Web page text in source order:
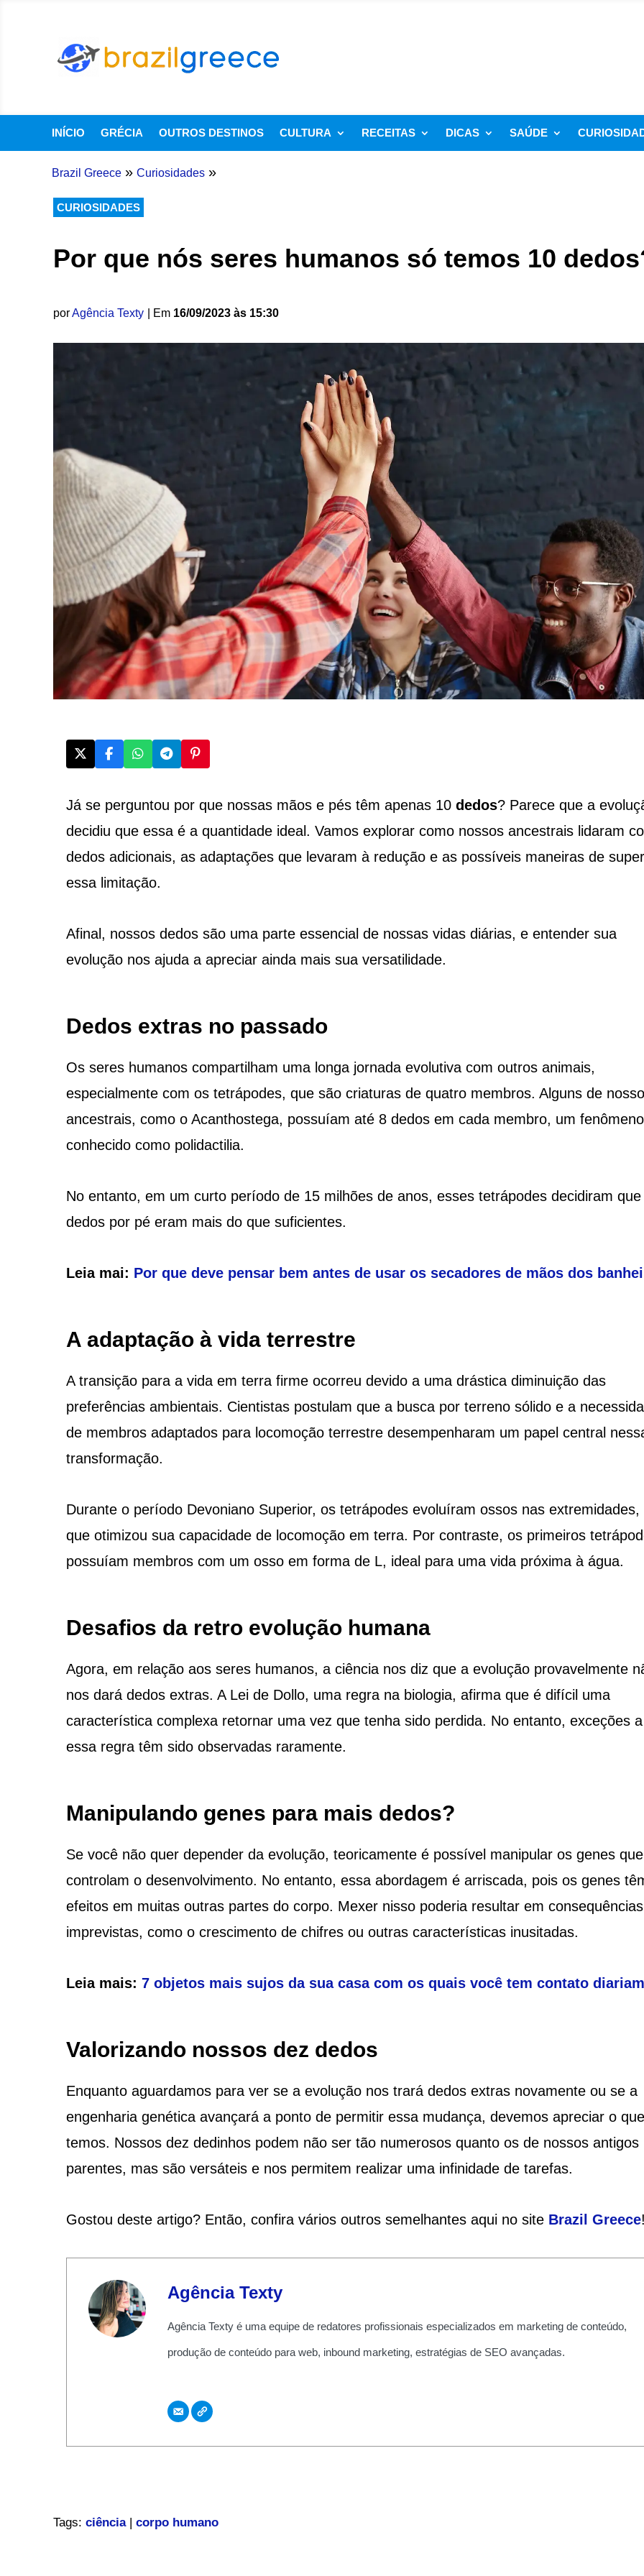
INÍCIO GRÉCIA OUTROS DESTINOS CULTURA RECEITAS DICAS SAÚDE
Brazil Greece » Curiosidades »
CURIOSIDADES
Por que nós seres humanos só temos 10
porAgência Texty | Em 16/09/2023 às 15:30
Já se perguntou por que nossas mãos e pés têm apenas 10 dedos? Parece que a
decidiu que essa é a quantidade ideal. Vamos explorar como nossos ancestrais lidaram
dedos adicionais, as adaptações que levaram à redução e as possíveis maneiras de
essa limitação.
Afinal, nossos dedos são uma parte essencial de nossas vidas diárias, e entender sua
evolução nos ajuda a apreciar ainda mais sua versatilidade.
Dedos extras no passado
Os seres humanos compartilham uma longa jornada evolutiva com outros animais,
especialmente com os tetrápodes, que são criaturas de quatro membros. Alguns de
ancestrais, como o Acanthostega, possuíam até 8 dedos em cada membro, um fenômeno
conhecido como polidactilia.
No entanto, em um curto período de 15 milhões de anos, esses tetrápodes decidiram que
dedos por pé eram mais do que suficientes.
Leia mai: Por que deve pensar bem antes de usar os secadores de mãos dos
A adaptação à vida terrestre
A transição para a vida em terra firme ocorreu devido a uma drástica diminuição das
preferências ambientais. Cientistas postulam que a busca por terreno sólido e a
de membros adaptados para locomoção terrestre desempenharam um papel central
transformação.
Durante o período Devoniano Superior, os tetrápodes evoluíram ossos nas extremidades,
que otimizou sua capacidade de locomoção em terra. Por contraste, os primeiros
possuíam membros com um osso em forma de L, ideal para uma vida próxima à água.
Desafios da retro evolução humana
Agora, em relação aos seres humanos, a ciência nos diz que a evolução provavelmente
nos dará dedos extras. A Lei de Dollo, uma regra na biologia, afirma que é difícil uma
característica complexa retornar uma vez que tenha sido perdida. No entanto, exceções a
essa regra têm sido observadas raramente.
Manipulando genes para mais dedos?
Se você não quer depender da evolução, teoricamente é possível manipular os genes que
controlam o desenvolvimento. No entanto, essa abordagem é arriscada, pois os genes
efeitos em muitas outras partes do corpo. Mexer nisso poderia resultar em consequências
imprevistas, como o crescimento de chifres ou outras características inusitadas.
Leia mais: 7 objetos mais sujos da sua casa com os quais você tem contato
Valorizando nossos dez dedos
Enquanto aguardamos para ver se a evolução nos trará dedos extras novamente ou se a
engenharia genética avançará a ponto de permitir essa mudança, devemos apreciar o que
temos. Nossos dez dedinhos podem não ser tão numerosos quanto os de nossos antigos
parentes, mas são versáteis e nos permitem realizar uma infinidade de tarefas.
Gostou deste artigo? Então, confira vários outros semelhantes aqui no site Brazil Greece
Agência Texty
Agência Texty é uma equipe de redatores profissionais especializados em marketing de conteúdo,
produção de conteúdo para web, inbound marketing, estratégias de SEO avançadas.
Tags: ciência| corpo humano